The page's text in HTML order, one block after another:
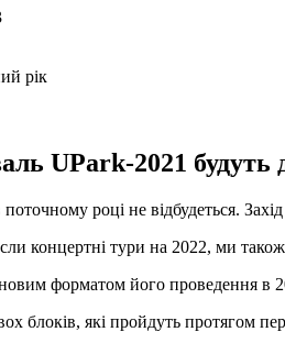
UPark-2021 будуть
році не відбудеться.
концертні тури на 2022, ми
новим форматом його проведення
блоків, які пройдуть протягом